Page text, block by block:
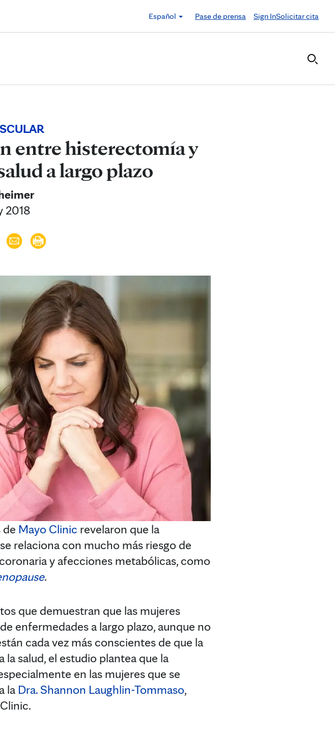
Español
Pase de prensa Sign InSolicitar cita
entre histerectomía y
a largo plazo
2018
de Mayo Clinic revelaron que la
relaciona con mucho más riesgo de
y afecciones metabólicas, como
.
que demuestran que las mujeres
enfermedades a largo plazo, aunque no
cada vez más conscientes de que la
salud, el estudio plantea que la
en las mujeres que se
la Dra. Shannon Laughlin-Tommaso,